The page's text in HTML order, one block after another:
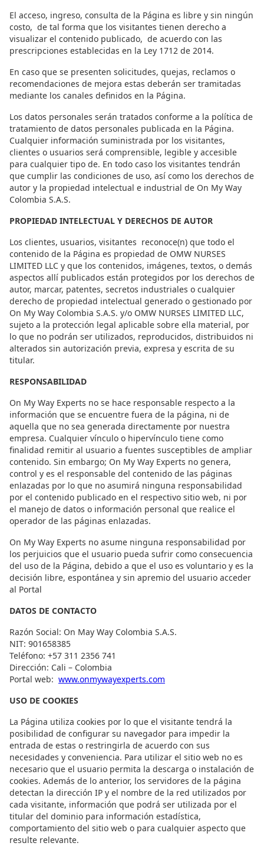
El acceso, ingreso, consulta de la Página es libre y sin ningún
costo, de tal forma que los visitantes tienen derecho a
visualizar el contenido publicado, de acuerdo con las
prescripciones establecidas en la Ley 1712 de 2014.
En caso que se presenten solicitudes, quejas, reclamos o
recomendaciones de mejora estas deberán ser tramitadas
mediante los canales definidos en la Página.
Los datos personales serán tratados conforme a la política de
tratamiento de datos personales publicada en la Página.
Cualquier información suministrada por los visitantes,
clientes o usuarios será comprensible, legible y accesible
para cualquier tipo de. En todo caso los visitantes tendrán
que cumplir las condiciones de uso, así como los derechos de
autor y la propiedad intelectual e industrial de On My Way
Colombia S.A.S.
PROPIEDAD INTELECTUAL Y DERECHOS DE AUTOR
Los clientes, usuarios, visitantes reconoce(n) que todo el
contenido de la Página es propiedad de OMW NURSES
LIMITED LLC y que los contenidos, imágenes, textos, o demás
aspectos allí publicados están protegidos por los derechos de
autor, marcar, patentes, secretos industriales o cualquier
derecho de propiedad intelectual generado o gestionado por
On My Way Colombia S.A.S. y/o OMW NURSES LIMITED LLC,
sujeto a la protección legal aplicable sobre ella material, por
lo que no podrán ser utilizados, reproducidos, distribuidos ni
alterados sin autorización previa, expresa y escrita de su
titular.
RESPONSABILIDAD
On My Way Experts no se hace responsable respecto a la
información que se encuentre fuera de la página, ni de
aquella que no sea generada directamente por nuestra
empresa. Cualquier vínculo o hipervínculo tiene como
finalidad remitir al usuario a fuentes susceptibles de ampliar
contenido. Sin embargo; On My Way Experts no genera,
control y es el responsable del contenido de las páginas
enlazadas por lo que no asumirá ninguna responsabilidad
por el contenido publicado en el respectivo sitio web, ni por
el manejo de datos o información personal que realice el
operador de las páginas enlazadas.
On My Way Experts no asume ninguna responsabilidad por
los perjuicios que el usuario pueda sufrir como consecuencia
del uso de la Página, debido a que el uso es voluntario y es la
decisión libre, espontánea y sin apremio del usuario acceder
al Portal
DATOS DE CONTACTO
Razón Social: On May Way Colombia S.A.S.
NIT: 901658385
Teléfono: +57 311 2356 741
Dirección: Cali – Colombia
Portal web: www.onmywayexperts.com
USO DE COOKIES
La Página utiliza cookies por lo que el visitante tendrá la
posibilidad de configurar su navegador para impedir la
entrada de estas o restringirla de acuerdo con sus
necesidades y conveniencia. Para utilizar el sitio web no es
necesario que el usuario permita la descarga o instalación de
cookies. Además de lo anterior, los servidores de la página
detectan la dirección IP y el nombre de la red utilizados por
cada visitante, información que podrá ser utilizada por el
titular del dominio para información estadística,
comportamiento del sitio web o para cualquier aspecto que
resulte relevante.